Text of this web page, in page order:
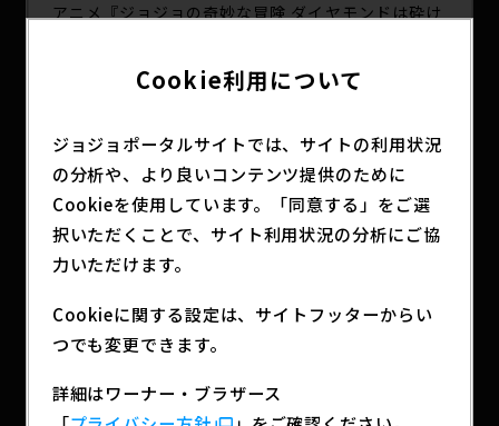
アニメ『ジョジョの奇妙な冒険 ダイヤモンドは砕け
ロックカルチャーやアート技法のアプローチでキャ
ラクターの魅力を改めて表現するカプセルコレクシ
12月26日（金）12時より予約開始！
詳細はこちら
プレミアムバンダイ公式サイトはこちら
SHARE
Cookie利用について
ジョジョポータルサイトでは、サイトの利用状況
の分析や、より良いコンテンツ提供のために
Cookieを使用しています。「同意する」をご選
択いただくことで、サイト利用状況の分析にご協
力いただけます。
Cookieに関する設定は、サイトフッターからい
つでも変更できます。
詳細はワーナー・ブラザース